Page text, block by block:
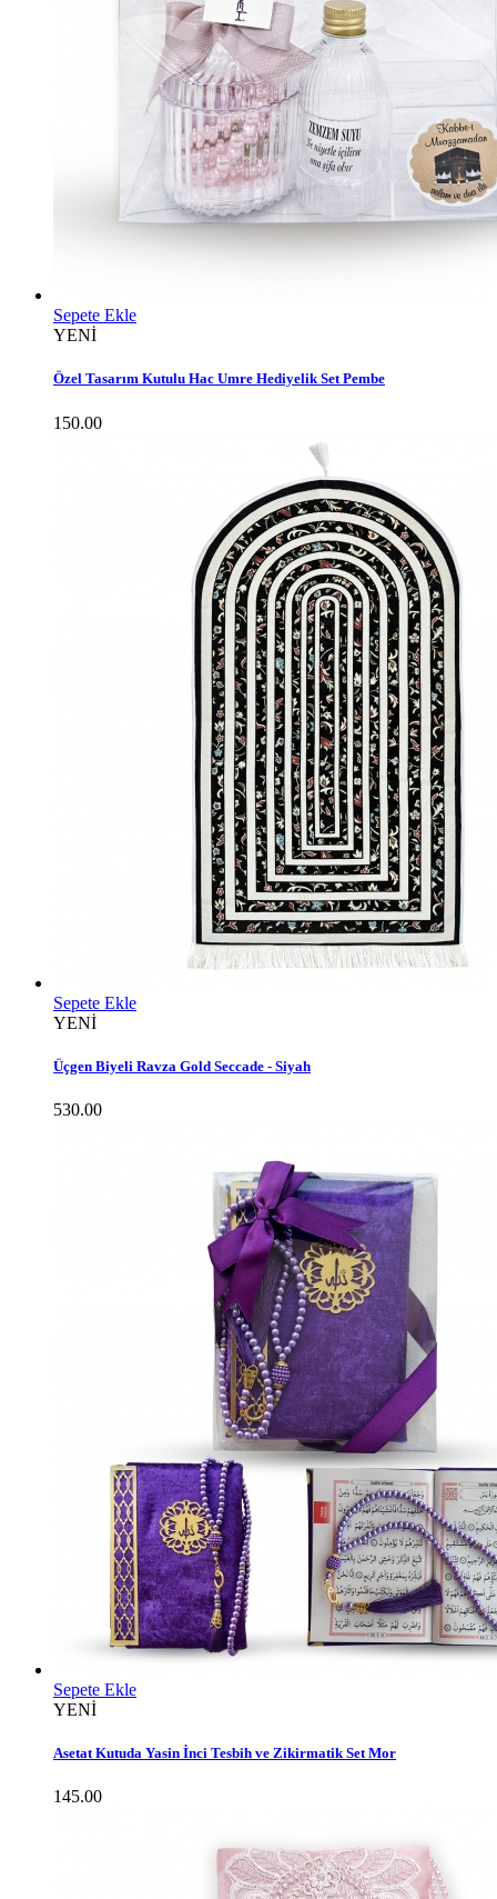
Sepete Ekle
YENİ
Özel Tasarım Kutulu Hac Umre Hediyelik Set Pembe
150.00
Sepete Ekle
YENİ
Üçgen Biyeli Ravza Gold Seccade - Siyah
530.00
Sepete Ekle
YENİ
Asetat Kutuda Yasin İnci Tesbih ve Zikirmatik Set Mor
145.00